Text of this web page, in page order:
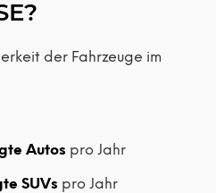
der Fahrzeuge im
Autospro Jahr
SUVspro Jahr